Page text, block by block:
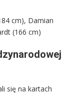
cm), Damian
(166 cm)
się na kartach